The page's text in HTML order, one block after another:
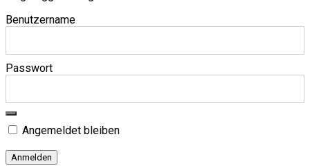
Benutzername
Passwort
Angemeldet bleiben